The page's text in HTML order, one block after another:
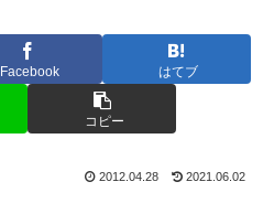
Facebook はてブ
コピー
2012.04.28 2021.06.02